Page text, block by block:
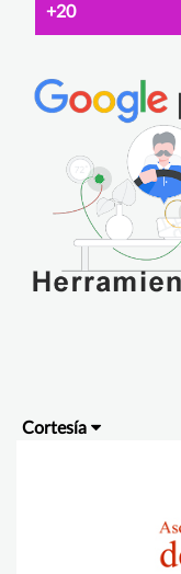
+20
Cortesía